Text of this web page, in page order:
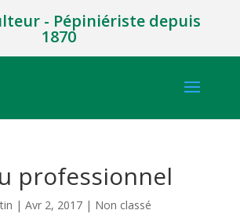
- Pépiniériste depuis
1870
professionnel
| Avr 2, 2017| Non classé